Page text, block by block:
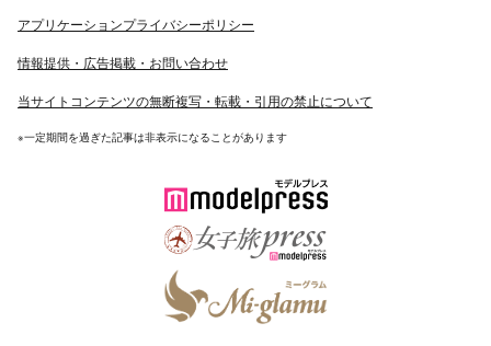
アプリケーションプライバシーポリシー
情報提供・広告掲載・お問い合わせ
当サイトコンテンツの無断複写・転載・引用の禁止について
※一定期間を過ぎた記事は非表示になることがあります